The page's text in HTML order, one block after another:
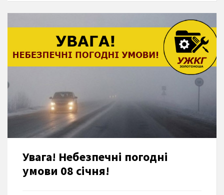
Увага! Небезпечні погодні
умови 08 січня!